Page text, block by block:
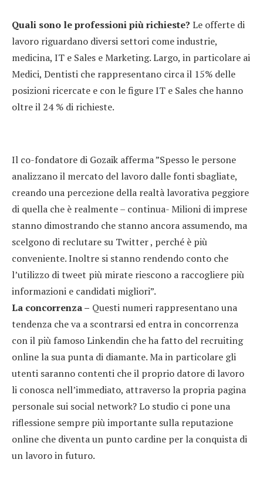
Quali sono le professioni più richieste? Le offerte di
lavoro riguardano diversi settori come industrie,
medicina, IT e Sales e Marketing. Largo, in particolare ai
Medici, Dentisti che rappresentano circa il 15% delle
posizioni ricercate e con le figure IT e Sales che hanno
oltre il 24 % di richieste.
Il co-fondatore di Gozaik afferma ”Spesso le persone
analizzano il mercato del lavoro dalle fonti sbagliate,
creando una percezione della realtà lavorativa peggiore
di quella che è realmente – continua- Milioni di imprese
stanno dimostrando che stanno ancora assumendo, ma
scelgono di reclutare su Twitter , perché è più
conveniente. Inoltre si stanno rendendo conto che
l’utilizzo di tweet più mirate riescono a raccogliere più
informazioni e candidati migliori”.
La concorrenza – Questi numeri rappresentano una
tendenza che va a scontrarsi ed entra in concorrenza
con il più famoso Linkendin che ha fatto del recruiting
online la sua punta di diamante. Ma in particolare gli
utenti saranno contenti che il proprio datore di lavoro
li conosca nell’immediato, attraverso la propria pagina
personale sui social network? Lo studio ci pone una
riflessione sempre più importante sulla reputazione
online che diventa un punto cardine per la conquista di
un lavoro in futuro.